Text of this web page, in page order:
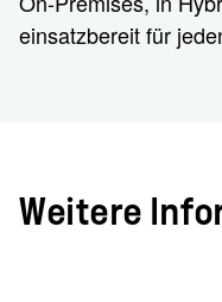
einsatzbereit für
Weitere